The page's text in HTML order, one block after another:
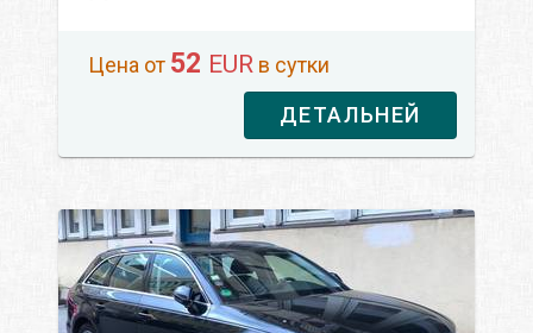
Цена от 52 EUR в сутки
ДЕТАЛЬНЕЙ